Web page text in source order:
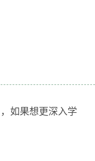
，如果想更深入学